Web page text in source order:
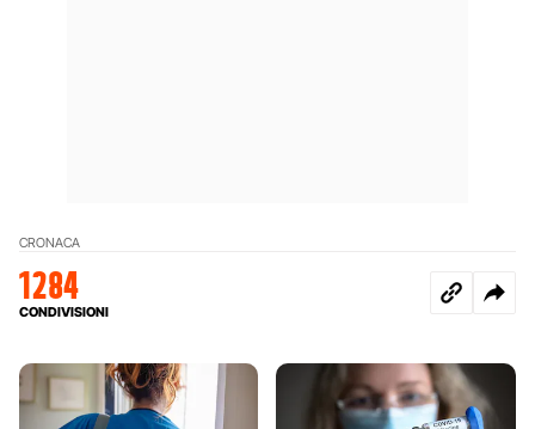
CRONACA
1284
CONDIVISIONI